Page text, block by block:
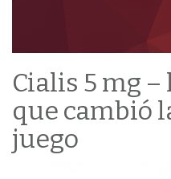
Cialis 5 mg
que cambió
juego